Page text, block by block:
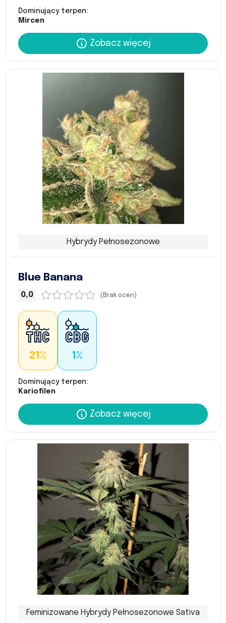
Dominujący terpen:
Mircen
Zobacz więcej
Hybrydy Pełnosezonowe
Blue Banana
0,0 (Brak ocen)
21% 1%
Dominujący terpen:
Kariofilen
Zobacz więcej
Feminizowane Hybrydy Pełnosezonowe Sativa